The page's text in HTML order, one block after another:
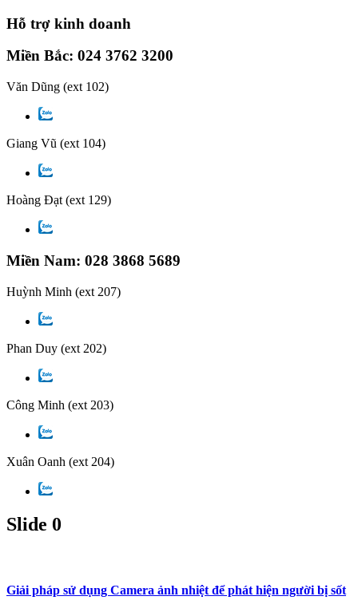
Hỗ trợ kinh doanh
Miền Bắc: 024 3762 3200
Văn Dũng (ext 102)
Giang Vũ (ext 104)
Hoàng Đạt (ext 129)
Miền Nam: 028 3868 5689
Huỳnh Minh (ext 207)
Phan Duy (ext 202)
Công Minh (ext 203)
Xuân Oanh (ext 204)
Slide 0
Giải pháp sử dụng Camera ảnh nhiệt để phát hiện người bị sốt